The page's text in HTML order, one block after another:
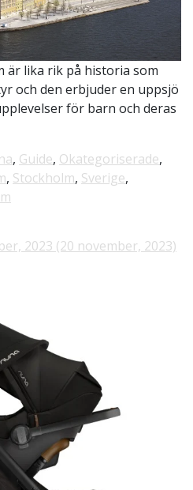
är lika rik på historia som
och den erbjuder en uppsjö
för barn och deras
, Guide, Okategoriserade,
, Stockholm, Sverige,
2023 (20 november, 2023)